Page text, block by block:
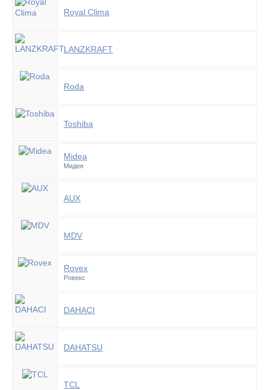
Royal Clima
LANZKRAFT
Roda
Toshiba
Midea
Мидея
AUX
MDV
Rovex
Ровекс
DAHACI
DAHATSU
TCL